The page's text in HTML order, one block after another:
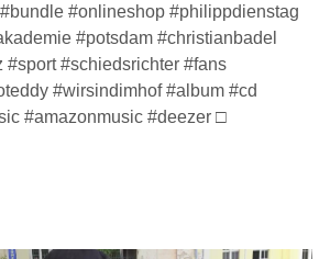
#bundle #onlineshop #philippdienstag
#potsdam #christianbadel
#sport #schiedsrichter #fans
#wirsindimhof #album #cd
#amazonmusic #deezer □